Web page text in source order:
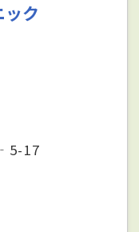
ク
17